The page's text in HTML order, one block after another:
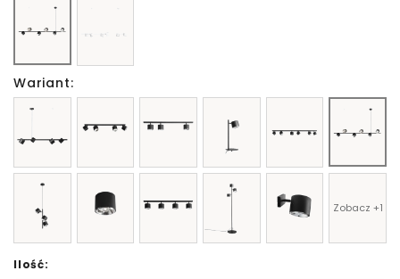
Wariant:
Zobacz +1
Ilość: